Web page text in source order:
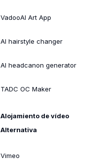
VadooAI Art App
AI hairstyle changer
AI headcanon generator
TADC OC Maker
Alojamiento de vídeo
Alternativa
Vimeo